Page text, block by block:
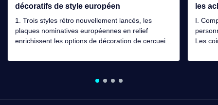
décoratifs de style européen
1. Trois styles rétro nouvellement lancés, les
plaques nominatives européennes en relief
enrichissent les options de décoration de cercueil
de se concentrer sur le marché mondial des
les
I.
Les